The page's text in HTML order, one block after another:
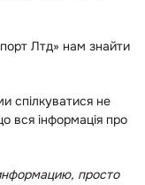
Лтд» нам знайти
спілкуватися не
вся інформація про
просто